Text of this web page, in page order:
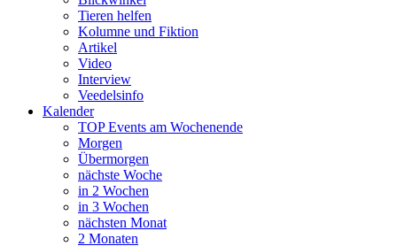
Tieren helfen
Kolumne und Fiktion
Artikel
Video
Interview
Veedelsinfo
Kalender
TOP Events am Wochenende
Morgen
Übermorgen
nächste Woche
in 2 Wochen
in 3 Wochen
nächsten Monat
2 Monaten